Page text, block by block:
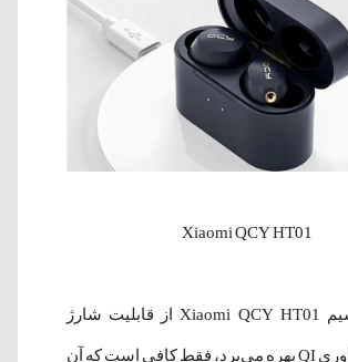
هدفون بی‌سیم Xiaomi QCY HT01 از قابلیت شارژ
بی‌سیم با فناوری QI بهره ‌می‌برد، فقط کافی است که آن